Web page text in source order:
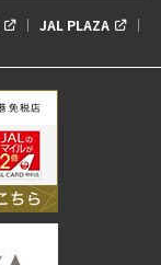
JAL PLAZA